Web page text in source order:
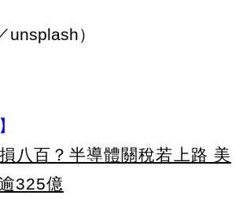
unsplash）
八百？半導體關稅若上路 美
325億